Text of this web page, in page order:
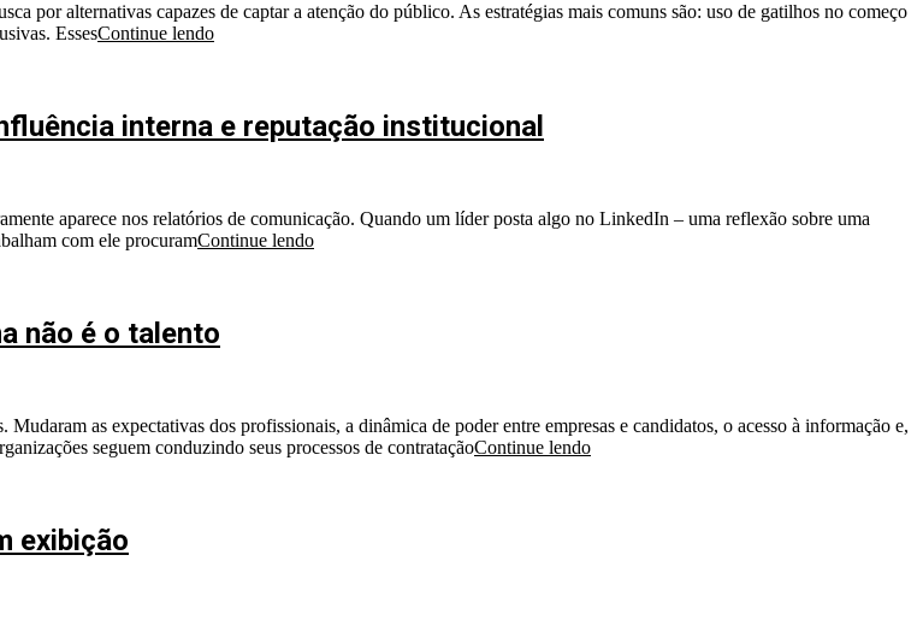
por alternativas capazes de captar a atenção do público. As estratégias mais comuns são: uso de gatilhos no começo
EssesContinue lendo
interna e reputação institucional
aparece nos relatórios de comunicação. Quando um líder posta algo no LinkedIn – uma reflexão sobre uma
com ele procuramContinue lendo
não é o talento
as expectativas dos profissionais, a dinâmica de poder entre empresas e candidatos, o acesso à informação e,
seguem conduzindo seus processos de contrataçãoContinue lendo
exibição